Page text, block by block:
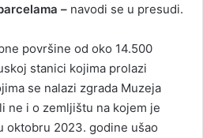
– navodi se u presudi.
površine od oko 14.500
stanici kojima prolazi
se nalazi zgrada Muzeja
ne i o zemljištu na kojem je
oktobru 2023. godine ušao